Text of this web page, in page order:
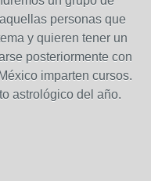
personas que
y quieren tener un
posteriormente con
imparten cursos.
astrológico del año.